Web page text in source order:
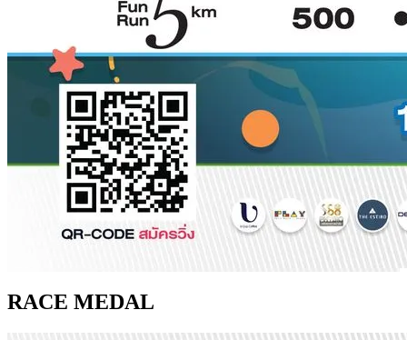
RACE MEDAL